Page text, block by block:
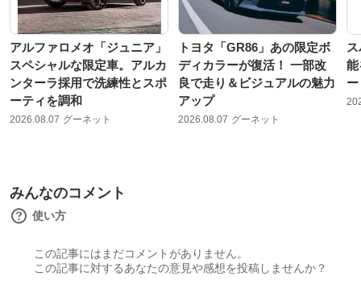
アルファロメオ「ジュニア」
スペシャルな限定車。アルカ
ンターラ採用で洗練性とスポ
ーティを調和
2026.08.07 グーネット
トヨタ「GR86」あの限定ボ
ディカラーが復活！ 一部改
良で走り＆ビジュアルの魅力
アップ
2026.08.07 グーネット
能
みんなのコメント
使い方
この記事にはまだコメントがありません。
この記事に対するあなたの意見や感想を投稿しませんか？